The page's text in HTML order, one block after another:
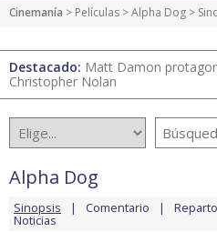
Cinemanía > Películas >Alpha Dog >
Destacado: Matt Damon
Christopher Nolan
Alpha Dog
Sinopsis Comentario Reparto
Noticias